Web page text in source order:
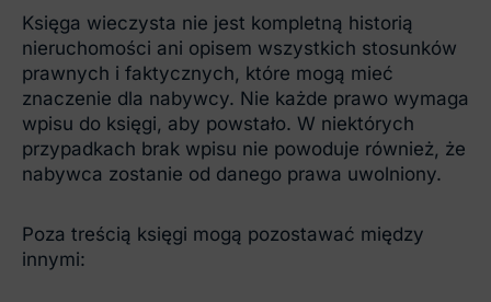
Księga wieczysta nie jest kompletną historią
nieruchomości ani opisem wszystkich stosunków
prawnych i faktycznych, które mogą mieć
znaczenie dla nabywcy. Nie każde prawo wymaga
wpisu do księgi, aby powstało. W niektórych
przypadkach brak wpisu nie powoduje również, że
nabywca zostanie od danego prawa uwolniony.
Poza treścią księgi mogą pozostawać między
innymi: